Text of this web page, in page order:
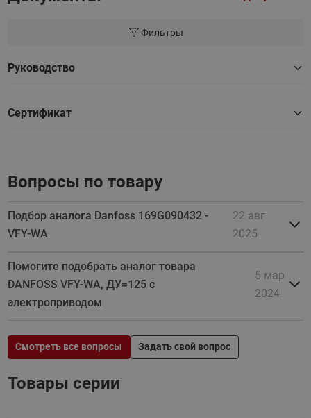
Фильтры
Руководство
Сертификат
Вопросы по товару
Подбор аналога Danfoss 169G090432 -
VFY-WA
22 авг
2025
Помогите подобрать аналог товара
DANFOSS VFY-WA, ДУ=125 с
электроприводом
5 мар
2024
Смотреть все вопросы Задать свой вопрос
Товары серии